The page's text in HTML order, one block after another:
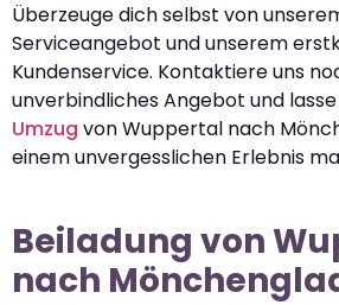
Überzeuge dich selbst von
Serviceangebot und unserem
Kundenservice. Kontaktiere uns
unverbindliches Angebot und
Umzug von Wuppertal nach
einem unvergesslichen Erlebnis
Beiladung von
nach